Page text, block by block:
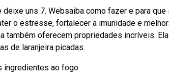
uns 7. Websaiba como fazer e para
o estresse, fortalecer a imunidade e
também oferecem propriedades incríveis.
de laranjeira picadas.
ingredientes ao fogo.